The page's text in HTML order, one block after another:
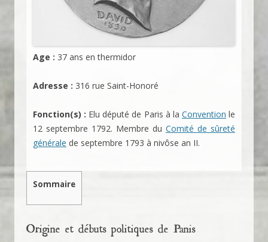
Age : 37 ans en thermidor
Adresse : 316 rue Saint-Honoré
Fonction(s) : Elu député de Paris à la Convention le
12 septembre 1792. Membre du Comité de sûreté
générale de septembre 1793 à nivôse an II.
Sommaire
Origine et débuts politiques de Panis